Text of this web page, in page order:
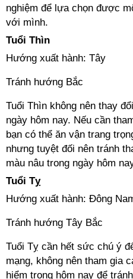
nghiệm để lựa chọn được
với mình.
Tuổi Thìn
Hướng xuất hành: Tây
Tránh hướng Bắc
Tuổi Thìn không nên thay
ngày hôm nay. Nếu cần
bạn có thể ăn vận trang
nhưng tuyệt đối nên tránh
màu nâu trong ngày hôm
Tuổi Tỵ
Hướng xuất hành: Đông
Tránh hướng Tây Bắc
Tuổi Tỵ cần hết sức chú ý
mạng, không nên tham gia
hiểm trong hôm nay để